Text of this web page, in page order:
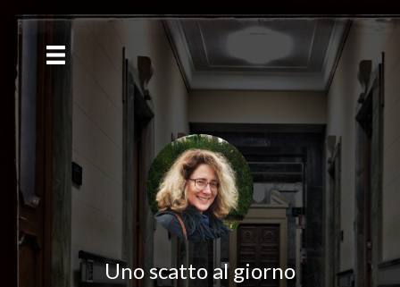
Uno scatto al giorno